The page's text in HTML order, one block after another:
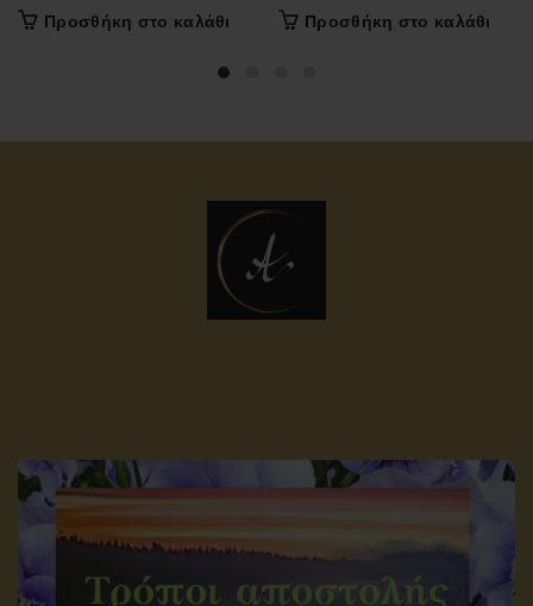
Προσθήκη στο καλάθι Προσθήκη στο καλάθι